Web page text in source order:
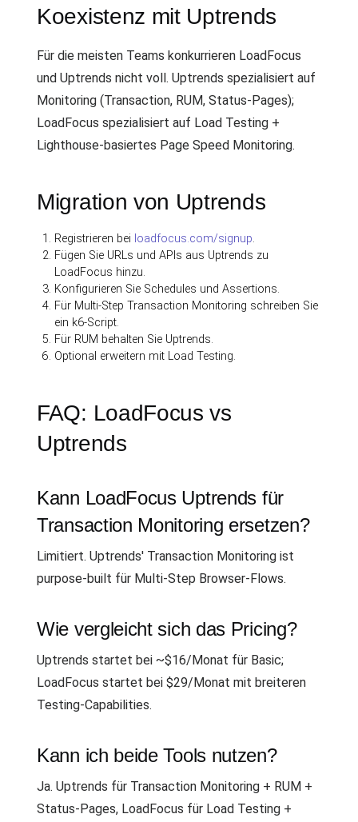
Koexistenz mit Uptrends
Für die meisten Teams konkurrieren LoadFocus
und Uptrends nicht voll. Uptrends spezialisiert auf
Monitoring (Transaction, RUM, Status-Pages);
LoadFocus spezialisiert auf Load Testing +
Lighthouse-basiertes Page Speed Monitoring.
Migration von Uptrends
Registrieren bei loadfocus.com/signup.
Fügen Sie URLs und APIs aus Uptrends zu
LoadFocus hinzu.
Konfigurieren Sie Schedules und Assertions.
Für Multi-Step Transaction Monitoring schreiben Sie
ein k6-Script.
Für RUM behalten Sie Uptrends.
Optional erweitern mit Load Testing.
FAQ: LoadFocus vs
Uptrends
Kann LoadFocus Uptrends für
Transaction Monitoring ersetzen?
Limitiert. Uptrends' Transaction Monitoring ist
purpose-built für Multi-Step Browser-Flows.
Wie vergleicht sich das Pricing?
Uptrends startet bei ~$16/Monat für Basic;
LoadFocus startet bei $29/Monat mit breiteren
Testing-Capabilities.
Kann ich beide Tools nutzen?
Ja. Uptrends für Transaction Monitoring + RUM +
Status-Pages, LoadFocus für Load Testing +